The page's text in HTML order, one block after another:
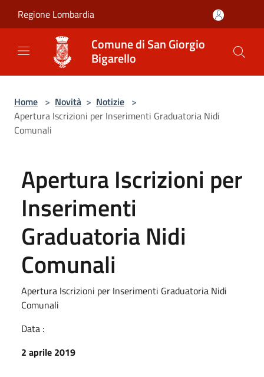
Regione Lombardia
Comune di San Giorgio
Bigarello
Home > Novità > Notizie >
Apertura Iscrizioni per Inserimenti Graduatoria Nidi
Comunali
Apertura Iscrizioni per
Inserimenti
Graduatoria Nidi
Comunali
Apertura Iscrizioni per Inserimenti Graduatoria Nidi
Comunali
Data :
2 aprile 2019